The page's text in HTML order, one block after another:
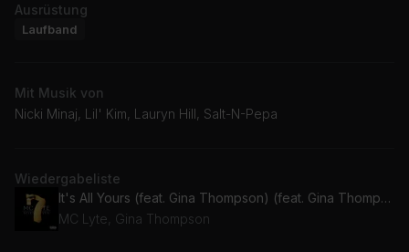
Ausrüstung
Laufband
Mit Musik von
Nicki Minaj, Lil' Kim, Lauryn Hill, Salt-N-Pepa
Wiedergabeliste
It's All Yours (feat. Gina Thompson) (feat. Gina Thompson)
MC Lyte, Gina Thompson